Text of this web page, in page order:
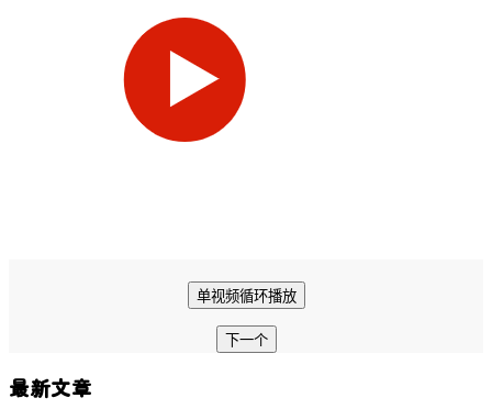
单视频循环播放
下一个
最新文章